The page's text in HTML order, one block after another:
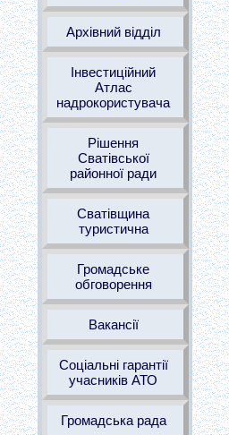
Архівний відділ
Інвестиційний
Атлас
надрокористувача
Рішення
Сватівської
районної ради
Сватівщина
туристична
Громадське
обговорення
Вакансії
Соціальні гарантії
учасників АТО
Громадська рада